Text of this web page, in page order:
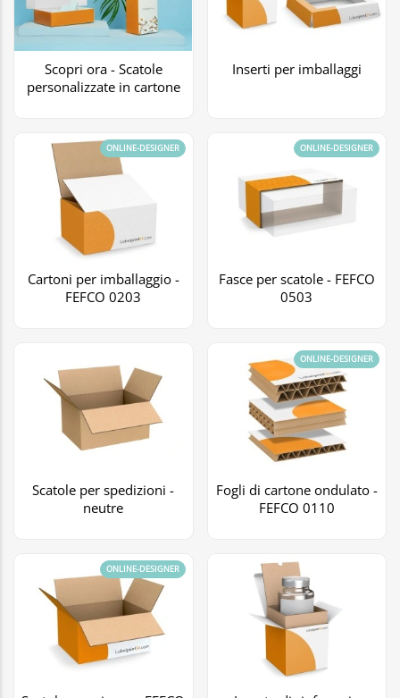
Scopri ora - Scatole
personalizzate in cartone
Inserti per imballaggi
Cartoni per imballaggio -
FEFCO 0203
ONLINE-DESIGNER
Fasce per scatole - FEFCO
0503
ONLINE-DESIGNER
Scatole per spedizioni -
neutre
Fogli di cartone ondulato -
FEFCO 0110
ONLINE-DESIGNER
ONLINE-DESIGNER